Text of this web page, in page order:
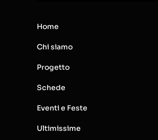
Home
Chi siamo
Progetto
Schede
Eventi e Feste
Ultimissime